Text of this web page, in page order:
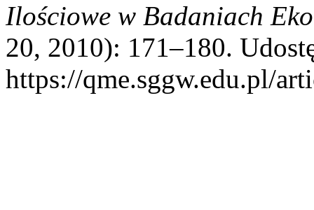
Ilościowe w Badaniach
20, 2010): 171–180.
https://qme.sggw.edu.pl/